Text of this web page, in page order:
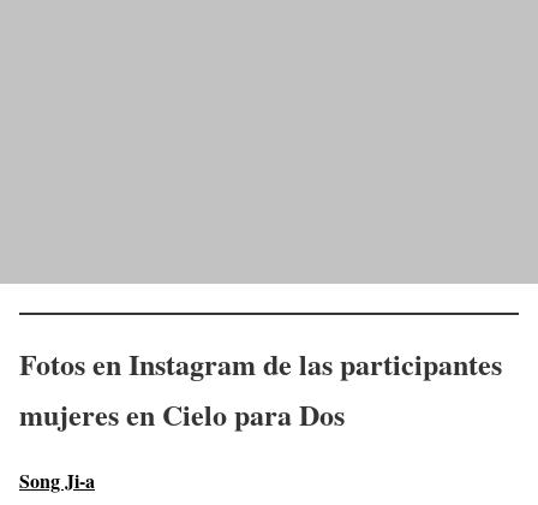
Fotos en Instagram de las participantes
mujeres en Cielo para Dos
Song Ji-a